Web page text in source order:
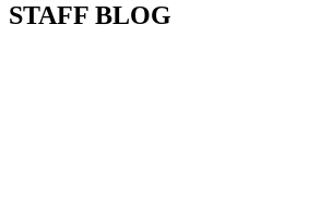
STAFF BLOG